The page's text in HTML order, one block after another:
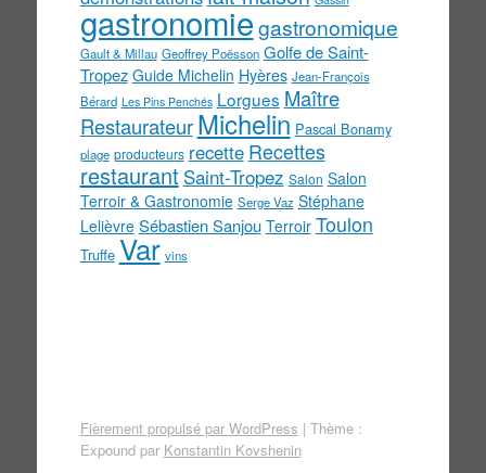
gastronomiegastronomique
Gault & Millau Geoffrey Poësson Golfe de Saint-
Tropez Guide Michelin Hyères Jean-François
Bérard Les Pins Penchés Lorgues Maître
Restaurateur Michelin Pascal Bonamy
plage producteurs recette Recettes
restaurant Saint-Tropez Salon Salon
Terroir & Gastronomie Serge Vaz Stéphane
Lelièvre Sébastien Sanjou Terroir Toulon
Truffe Var vins
Fièrement propulsé par WordPress | Thème :
Expound par Konstantin Kovshenin